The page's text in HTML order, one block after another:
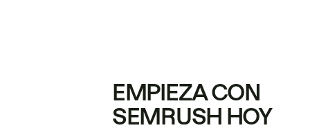
EMPIEZA CON
SEMRUSH HOY